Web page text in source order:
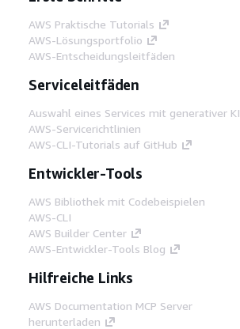
AWS Praktische Tutorials
AWS-Lösungsportfolio
AWS-Entscheidungsleitfäden
Serviceleitfäden
Auswahl eines Services mit generativer KI
AWS-Servicerichtlinien
AWS-CLI-Tutorials auf GitHub
Entwickler-Tools
AWS Bibliothek mit Codebeispielen
AWS-CLI
AWS Builder Center
AWS-Entwickler-Tools Blog
Hilfreiche Links
AWS Documentation MCP Server
herunterladen